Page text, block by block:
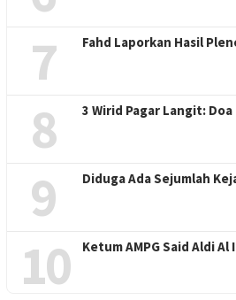
7 Fahd Laporkan Hasil
8 3 Wirid Pagar Langit:
9 Diduga Ada Sejumlah
10 Ketum AMPG Said Aldi